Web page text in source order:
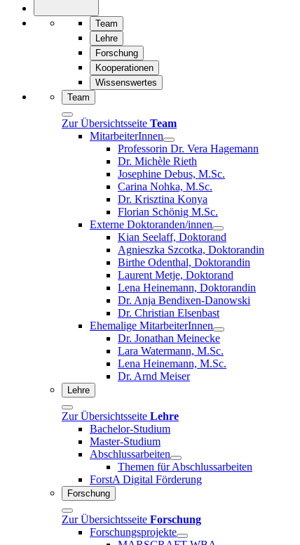
Team
Lehre
Forschung
Kooperationen
Wissenswertes
Team
Zur Übersichtsseite Team
MitarbeiterInnen
Professorin Dr. Vera Hagemann
Dr. Michèle Rieth
Josephine Debus, M.Sc.
Carina Nohka, M.Sc.
Dr. Krisztina Konya
Florian Schönig M.Sc.
Externe Doktoranden/innen
Kian Seelaff, Doktorand
Agnieszka Szcotka, Doktorandin
Birthe Odenthal, Doktorandin
Laurent Metje, Doktorand
Lena Heinemann, Doktorandin
Dr. Anja Bendixen-Danowski
Dr. Christian Elsenbast
Ehemalige MitarbeiterInnen
Dr. Jonathan Meinecke
Lara Watermann, M.Sc.
Lena Heinemann, M.Sc.
Dr. Arnd Meiser
Lehre
Zur Übersichtsseite Lehre
Bachelor-Studium
Master-Studium
Abschlussarbeiten
Themen für Abschlussarbeiten
ForstA Digital Förderung
Forschung
Zur Übersichtsseite Forschung
Forschungsprojekte